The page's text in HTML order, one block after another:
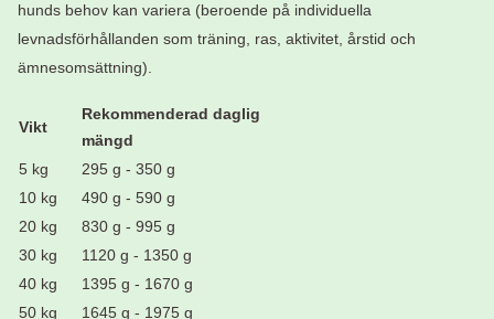
hunds behov kan variera (beroende på individuella
levnadsförhållanden som träning, ras, aktivitet, årstid och
ämnesomsättning).
Vikt
Rekommenderad daglig
mängd
5 kg
295 g - 350 g
10 kg
490 g - 590 g
20 kg
830 g - 995 g
30 kg
1120 g - 1350 g
40 kg
1395 g - 1670 g
50 kg
1645 g - 1975 g